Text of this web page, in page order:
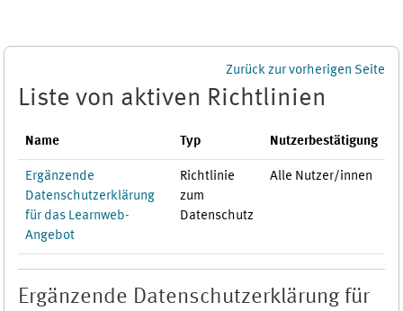
Zurück zur vorherigen Seite
Liste von aktiven Richtlinien
Name Typ Nutzerbestätigung
Ergänzende
Datenschutzerklärung
für das Learnweb-
Angebot
Richtlinie
zum
Datenschutz
Alle Nutzer/innen
Ergänzende Datenschutzerklärung für